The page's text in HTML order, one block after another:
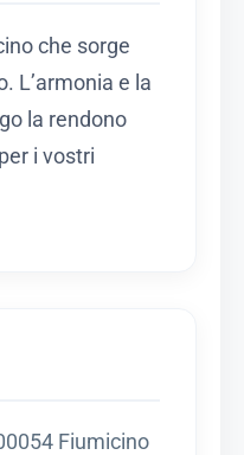
che sorge
L’armonia e la
la rendono
i vostri
Fiumicino